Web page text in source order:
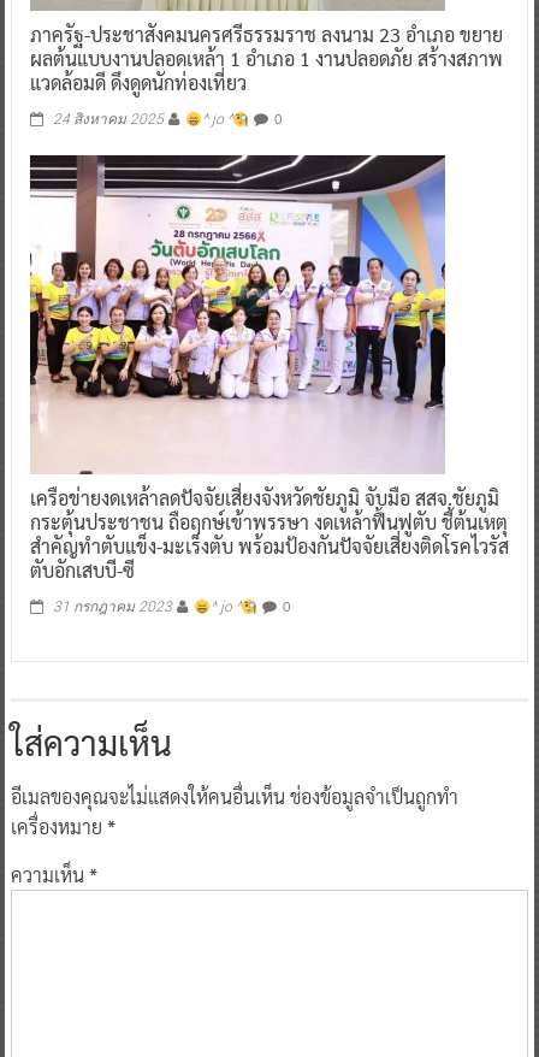
ภาครัฐ-ประชาสังคมนครศรีธรรมราช ลงนาม 23 อำเภอ ขยาย
ผลต้นแบบงานปลอดเหล้า 1 อำเภอ 1 งานปลอดภัย สร้างสภาพ
แวดล้อมดี ดึงดูดนักท่องเที่ยว
24 สิงหาคม 2025 ^ jo ^ 0
เครือข่ายงดเหล้าลดปัจจัยเสี่ยงจังหวัดชัยภูมิ จับมือ สสจ.ชัยภูมิ
กระตุ้นประชาชน ถือฤกษ์เข้าพรรษา งดเหล้าฟื้นฟูตับ ชี้ต้นเหตุ
สำคัญทำตับแข็ง-มะเร็งตับ พร้อมป้องกันปัจจัยเสี่ยงติดโรคไวรัส
ตับอักเสบบี-ซี
31 กรกฎาคม 2023 ^ jo ^ 0
ใส่ความเห็น
อีเมลของคุณจะไม่แสดงให้คนอื่นเห็นช่องข้อมูลจำเป็นถูกทำ
เครื่องหมาย *
ความเห็น*